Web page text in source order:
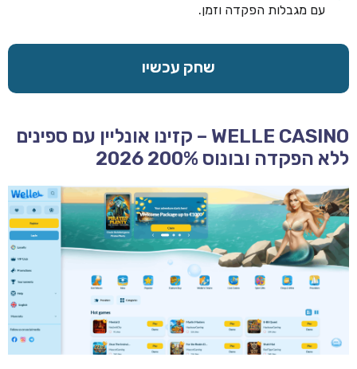
עם מגבלות הפקדה וזמן.
שחק עכשיו
WELLE CASINO – קזינו אונליין עם ספינים
ללא הפקדה ובונוס 200% 2026